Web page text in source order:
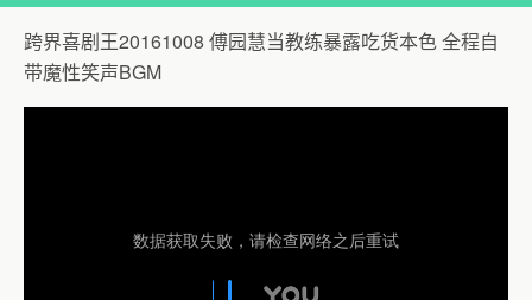
跨界喜剧王20161008 傅园慧当教练暴露吃货本色 全程自
带魔性笑声BGM